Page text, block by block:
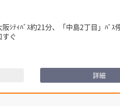
ｼﾃｨﾊﾞｽ約21分、「中島2丁目」ﾊﾞｽ
ぐ
詳細